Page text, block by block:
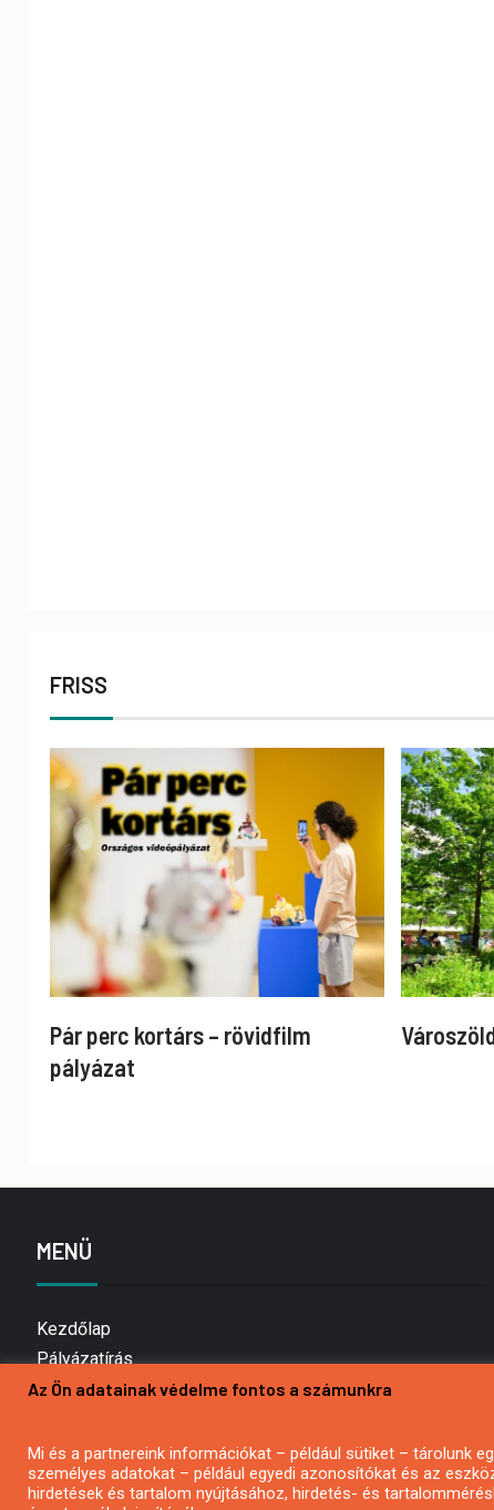
FRISS
Pár perc kortárs – rövidfilm
pályázat
MENÜ
Kezdőlap
Pályázatírás
Bemutatkozás
Hírlevél feliratkozás
Impresszum
Az Ön adatainak védelme fontos a számunkra
Mi és a partnereink információkat – például sütiket – tárolunk
személyes adatokat – például egyedi azonosítókat és az
hirdetések és tartalom nyújtásához, hirdetés- és